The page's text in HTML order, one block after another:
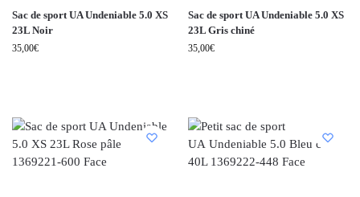
Sac de sport UA Undeniable 5.0 XS
23L Noir
35,00€
Sac de sport UA Undeniable 5.0 XS
23L Gris chiné
35,00€